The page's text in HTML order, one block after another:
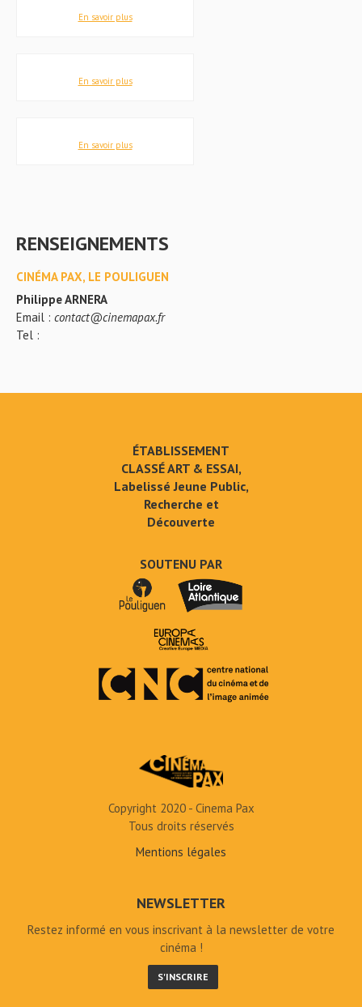
En savoir plus
En savoir plus
En savoir plus
RENSEIGNEMENTS
CINÉMA PAX, LE POULIGUEN
Philippe ARNERA
Email : contact@cinemapax.fr
Tel :
ÉTABLISSEMENT
CLASSÉ ART & ESSAI,
Labelissé Jeune Public,
Recherche et
Découverte
SOUTENU PAR
Copyright 2020 - Cinema Pax
Tous droits réservés
Mentions légales
NEWSLETTER
Restez informé en vous inscrivant à la newsletter de votre
cinéma !
S'INSCRIRE